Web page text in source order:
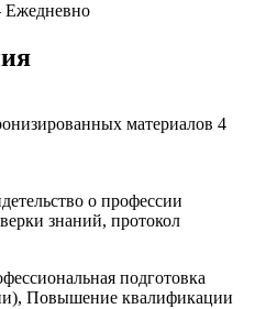
материалов 4
о профессии
знаний, протокол
подготовка
Повышение квалификации